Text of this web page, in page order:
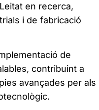
en recerca,
i de fabricació
de
contribuint a
avançades per als